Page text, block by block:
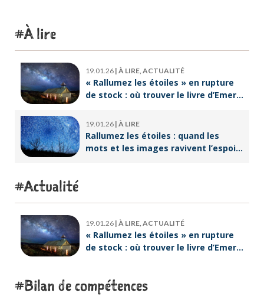
À lire
19.01.26 | À LIRE, ACTUALITÉ
« Rallumez les étoiles » en rupture
de stock : où trouver le livre d’Emeric
19.01.26 | À LIRE
Rallumez les étoiles : quand les
mots et les images ravivent l’espoir
Actualité
19.01.26 | À LIRE, ACTUALITÉ
« Rallumez les étoiles » en rupture
de stock : où trouver le livre d’Emeric
Bilan de compétences